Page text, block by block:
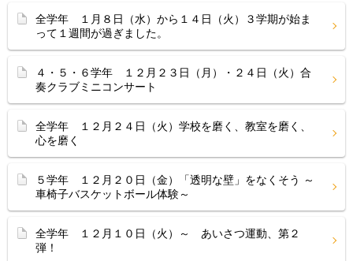
全学年 １月８日（水）から１４日（火）３学期が始ま
って１週間が過ぎました。
４・５・６学年 １２月２３日（月）・２４日（火）合
奏クラブミニコンサート
全学年 １２月２４日（火）学校を磨く、教室を磨く、
心を磨く
５学年 １２月２０日（金）「透明な壁」をなくそう ～
車椅子バスケットボール体験～
全学年 １２月１０日（火）～ あいさつ運動、第２
弾！